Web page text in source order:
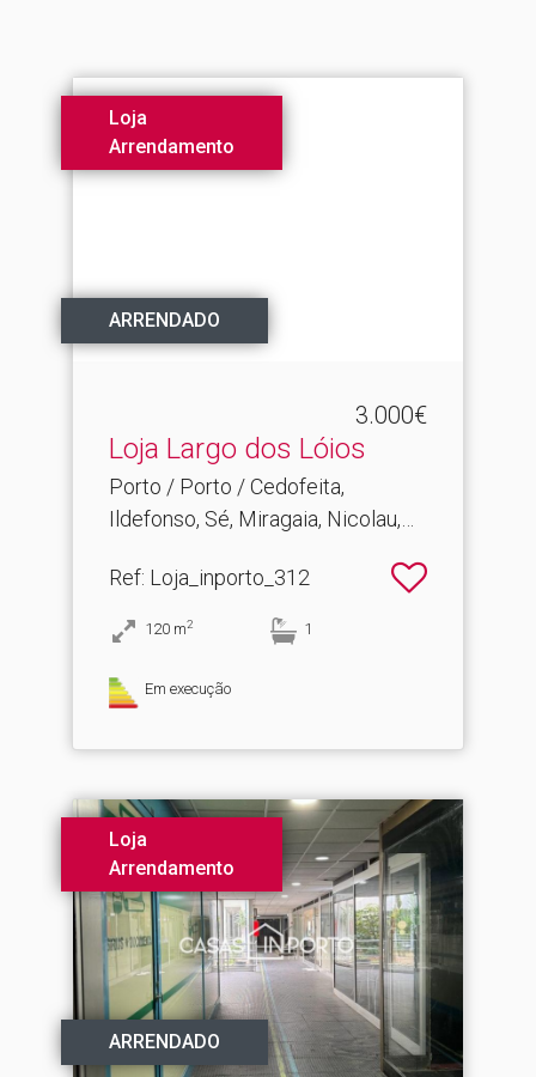
Loja
Arrendamento
ARRENDADO
3.000€
Loja Largo dos Lóios
Porto / Porto / Cedofeita,
Ildefonso, Sé, Miragaia, Nicolau,
Ref: Loja_inporto_312
120 m2 1
Em execução
Loja
Arrendamento
ARRENDADO